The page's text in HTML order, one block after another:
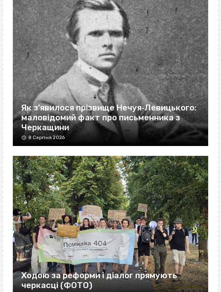
Як з’явилося прізвище Нечуя‐Левицького:
маловідомий факт про письменника з
Черкащини
8 Серпня 2026
Ходою за реформи і діалог прямують
черкасці (ФОТО)